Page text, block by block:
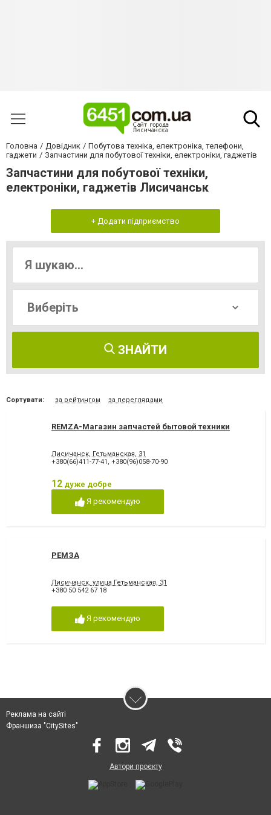
Головна Довідник
Побутова техніка, електроніка, телефони,
гаджети
Запчастини для побутової техніки, електроніки, гаджетів
Запчастини для побутової техніки,
електроніки, гаджетів Лисичанськ
+ Додати підприємство
ЗНАЙТИ
Сортувати: за рейтингом за переглядами
REMZA-Магазин запчастей бытовой техники
Лисичанск, Гетьманская, 31
+380(66)411-77-41 , +380(96)058-70-90
12 дуже добре
Я рекомендую
РЕМЗА
Лисичанск, улица Гетьманская, 31
+380 50 542 67 18
Я рекомендую
Реклама на сайті
Франшиза "CitySites"
Автори проєкту